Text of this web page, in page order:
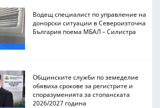
Водещ специалист по управление на
донорски ситуации в Североизточна
България поема МБАЛ – Силистра
Общинските служби по земеделие
обявиха срокове за регистрите и
споразуменията за стопанската
2026/2027 година